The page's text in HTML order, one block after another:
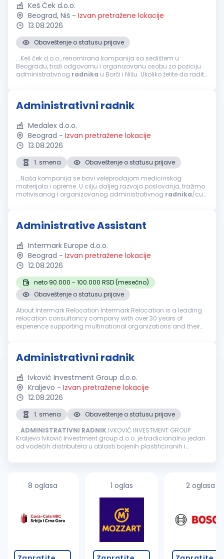
Keš Ček d.o.o.
Beograd, Niš - Izvan pretražene lokacije
13.08.2026
Obaveštenje o statusu prijave
...Keš ček d.o.o., renomirana kompanija sa sedištem u
Beogradu, traži odgovornu i organizovanu osobu za poziciju
administrativnog radnika u Borči i Nišu. Ukoliko želite da radite
Administrativni radnik
Medalex d.o.o.
Beograd - Izvan pretražene lokacije
13.08.2026
1. smena
Obaveštenje o statusu prijave
...Naša kompanija se bavi veleprodajom medicinskog
materijala i opreme. U cilju daljeg razvoja poslovanja, tražimo
motivisanog i organizovanog administrativnog radnika/cu
Administrative Assistant
Intermark Europe d.o.o.
Beograd - Izvan pretražene lokacije
12.08.2026
neto 90.000 - 100.000 RSD (mesečno)
Obaveštenje o statusu prijave
About Intermark Relocation Intermark Relocation is a leading
relocation consultancy company with over 30 years of
experience supporting multinational organizations and their
Administrativni radnik
Ivković Investment Group d.o.o.
Kraljevo - Izvan pretražene lokacije
12.08.2026
1. smena
Obaveštenje o statusu prijave
...ADMINISTRATIVNI RADNIK IVKOVIĆ INVESTMENT GROUP
Kraljevo Ivković Investment group d.o.o. je tradicionalno jedan
od vodećih distributera u oblasti bojenih plastificiranih i
pozicionirao...
8 oglasa 1 oglas 2 oglasa